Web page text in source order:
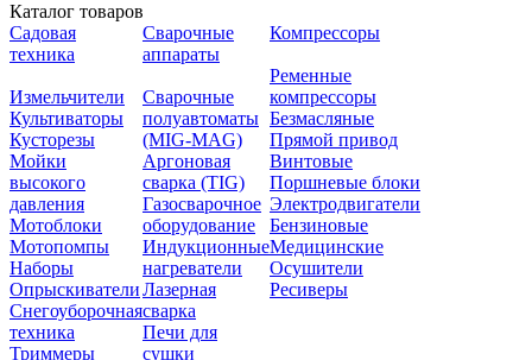
Каталог товаров
Садовая
техника
Измельчители
Культиваторы
Кусторезы
Мойки
высокого
давления
Мотоблоки
Мотопомпы
Наборы
Опрыскиватели
Снегоуборочная
техника
Триммеры
Сварочные
аппараты
Сварочные
полуавтоматы
(MIG-MAG)
Аргоновая
сварка (TIG)
Газосварочное
оборудование
Индукционные
нагреватели
Лазерная
сварка
Печи для
сушки
Компрессоры
Ременные
компрессоры
Безмасляные
Прямой привод
Винтовые
Поршневые блоки
Электродвигатели
Бензиновые
Медицинские
Осушители
Ресиверы